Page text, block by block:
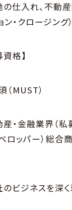
の仕入れ、不動
ン・クロージング）
資格】
MUST）
産・金融業界（
ロッパー）総合
のビジネスを深